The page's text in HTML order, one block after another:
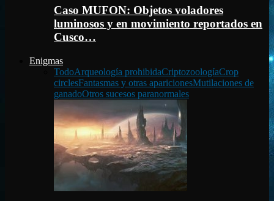
Caso MUFON: Objetos voladores
luminosos y en movimiento reportados en
Cusco…
Enigmas
TodoArqueología prohibidaCriptozoologíaCrop
circlesFantasmas y otras aparicionesMutilaciones de
ganadoOtros sucesos paranormales